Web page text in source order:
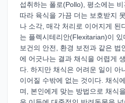
섭취하는 폴로(Pollo), 평소에는
따라 육식을 가끔 더는 보호받지
나 소각, 매각 처리로 이어지게 된
는 플렉시테리안(Flexitarian)이
보건의 안전, 환경 보전과 같은 법
에 어긋나는 결과 채식을 어렵게
다. 하지만 채식은 어려운 일이 아
이어질 수밖에 없는 것이다. 채식
며, 본인에게 맞는 방법으로 채식